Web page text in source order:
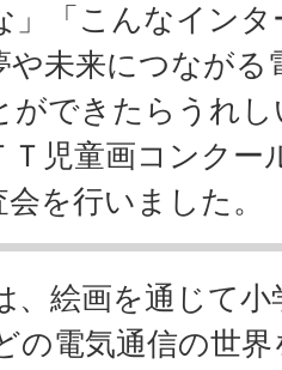
」「こんなイン
や未来につなが
ができたらうれ
Ｔ児童画コンクー
を行いました。
絵画を通じて小
の電気通信の世